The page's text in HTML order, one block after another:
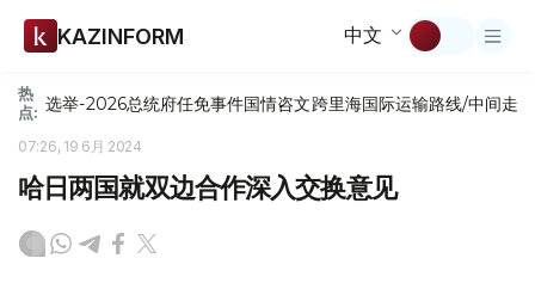
KAZINFORM 中文
热
点: 选举-2026总统府任免事件国情咨文跨里海国际运输路线/中间走廊
07:26, 19 6月 2024
哈日两国就双边合作深入交换意见